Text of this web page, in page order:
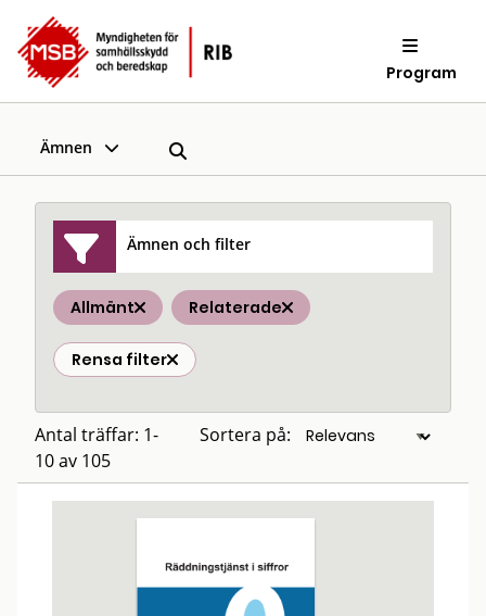
Program
Ämnen
Ämnen och filter
Allmänt Relaterade
Rensa filter
Antal träffar: 1-
10 av 105
Sortera på: